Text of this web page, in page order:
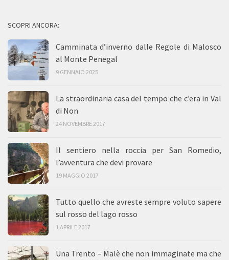
SCOPRI ANCORA:
Camminata d’inverno dalle Regole di Malosco
al Monte Penegal
9 GENNAIO 2025
La straordinaria casa del tempo che c’era in Val
di Non
24 NOVEMBRE 2017
Il sentiero nella roccia per San Romedio,
l’avventura che devi provare
19 MAGGIO 2017
Tutto quello che avreste sempre voluto sapere
sul rosso del lago rosso
1 APRILE 2017
Una Trento – Malè che non immaginate ma che